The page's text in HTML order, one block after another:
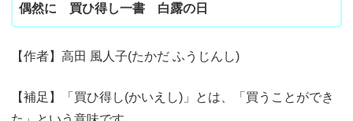
偶然に 買ひ得し一書 白露の日
【作者】高田 風人子(たかだ ふうじんし)
【補足】「買ひ得し(かいえし)」とは、「買うことができ